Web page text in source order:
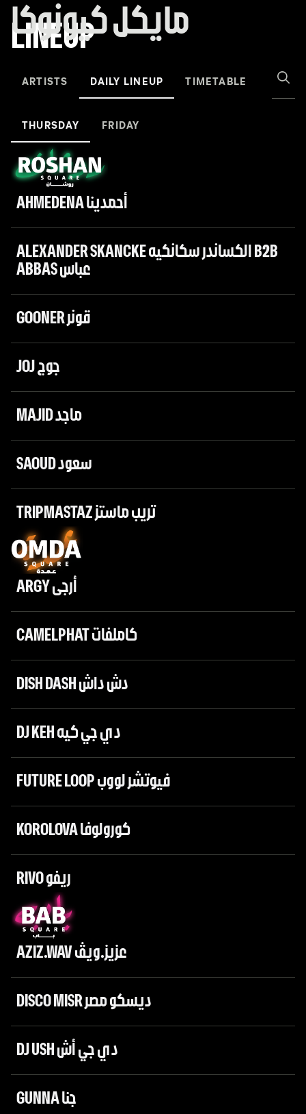
LINEUP
ARTISTS DAILY LINEUP TIMETABLE
THURSDAY FRIDAY
مايكل كيونوكا
KIWANUKA
مايكل
كيونوكا
AHMEDENA أحمدينا
ALEXANDER SKANCKE الكساندر سكانكيه B2B
ABBAS عباس
GOONER قونر
JOJ جوج
MAJID ماجد
SAOUD سعود
TRIPMASTAZ تريب ماستز
ARGY أرجى
CAMELPHAT كاملفات
DISH DASH دش داش
DJ KEH دي جي كيه
FUTURE LOOP فيوتشر لووب
KOROLOVA كورولوفا
RIVO ريفو
AZIZ.WAV عزيز.ويڤ
DISCO MISR ديسكو مصر
DJ USH دي جي أش
GUNNA جنا